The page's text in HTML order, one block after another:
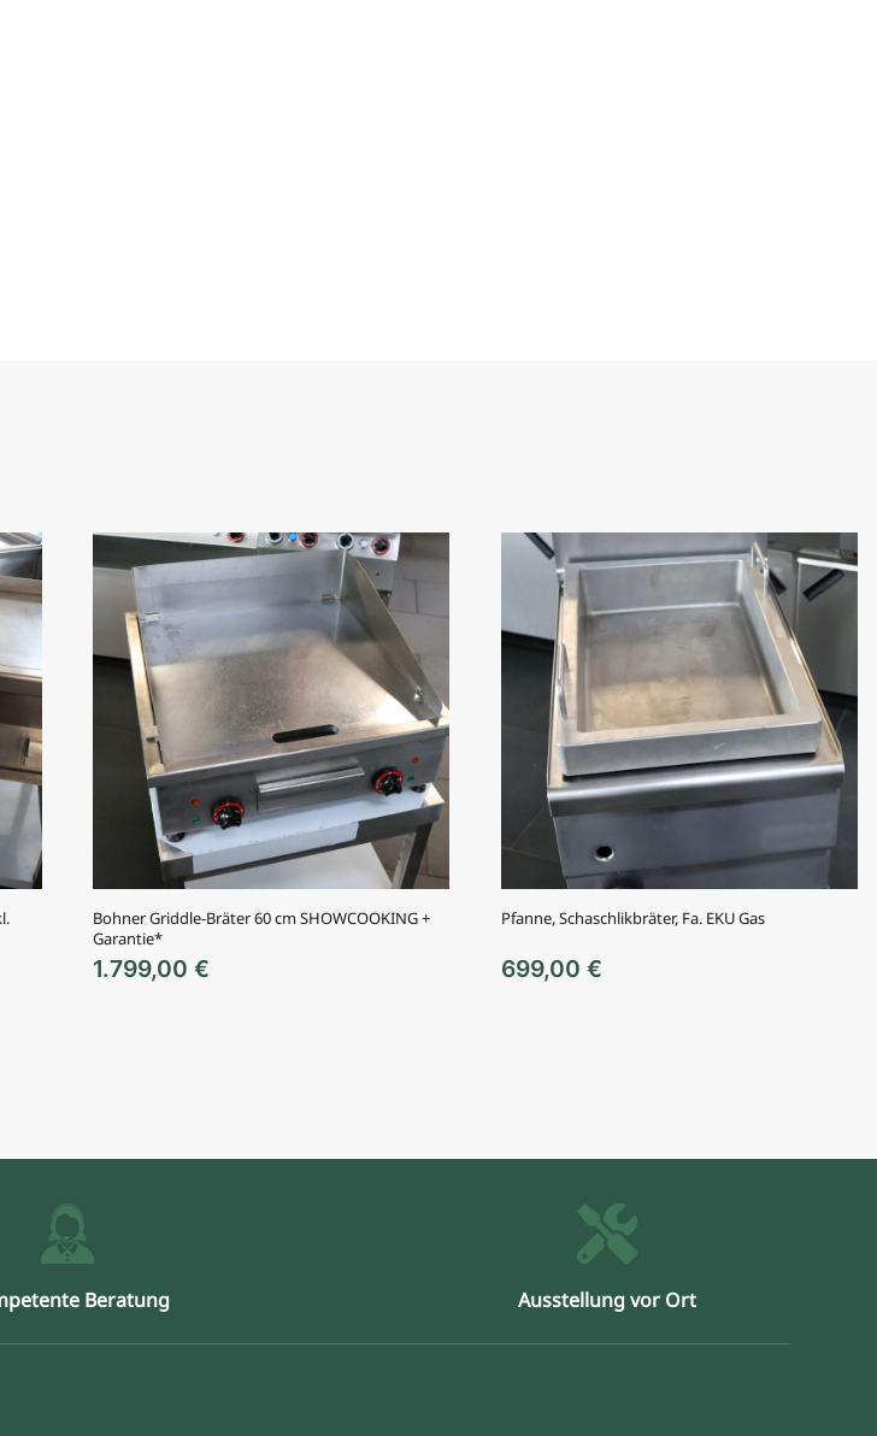
Bohner Griddle-Bräter 60 cm SHOWCOOKING +
Garantie*
1.799,00€
Pfanne, Schaschlikbräter, Fa. EKU Gas
699,00 €
Beratung Ausstellung vor Ort